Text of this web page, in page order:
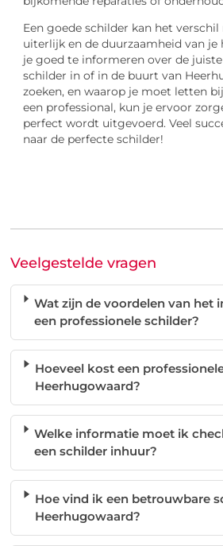
Een goede schilder kan het
uiterlijk en de duurzaamheid van je
je goed te informeren over de
schilder in of in de buurt van
zoeken, en waarop je moet letten
een professional, kun je ervoor
perfect wordt uitgevoerd. Veel
naar de perfecte schilder!
Veelgestelde vragen
Wat zijn de voordelen van het
een professionele schilder?
Hoeveel kost een
Heerhugowaard?
Welke informatie moet ik
een schilder inhuur?
Hoe vind ik een betrouwbare
Heerhugowaard?